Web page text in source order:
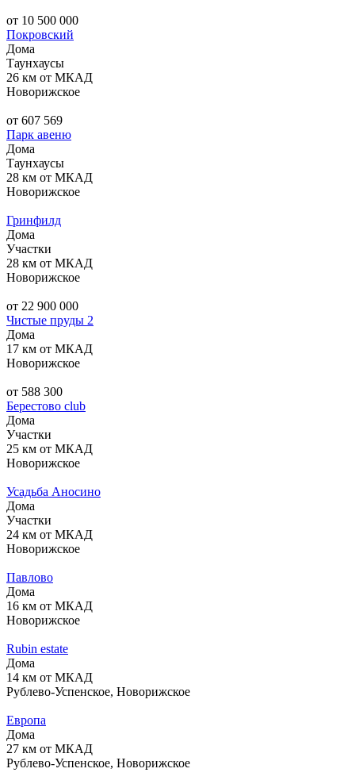
от 10 500 000
Покровский
Дома
Таунхаусы
26 км от МКАД
Новорижское
от 607 569
Парк авеню
Дома
Таунхаусы
28 км от МКАД
Новорижское
Гринфилд
Дома
Участки
28 км от МКАД
Новорижское
от 22 900 000
Чистые пруды 2
Дома
17 км от МКАД
Новорижское
от 588 300
Берестово club
Дома
Участки
25 км от МКАД
Новорижское
Усадьба Аносино
Дома
Участки
24 км от МКАД
Новорижское
Павлово
Дома
16 км от МКАД
Новорижское
Rubin estate
Дома
14 км от МКАД
Рублево-Успенское, Новорижское
Европа
Дома
27 км от МКАД
Рублево-Успенское, Новорижское